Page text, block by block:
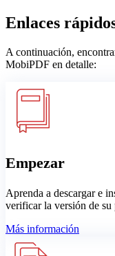
Enlaces
A continuación,
MobiPDF en detalle:
Empezar
Aprenda a descargar e
verificar la versión de su
Más información